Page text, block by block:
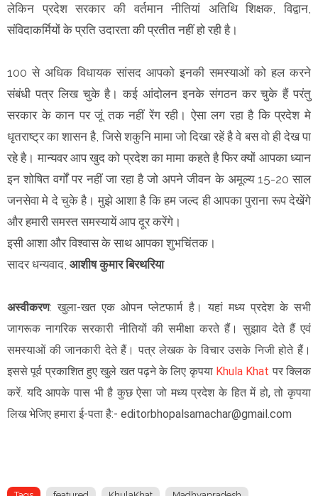
लेकिन प्रदेश सरकार की वर्तमान नीतियां अतिथि शिक्षक, विद्वान,
संविदाकर्मियों के प्रति उदारता की प्रतीत नहीं हो रही है।
100 से अधिक विधायक सांसद आपको इनकी समस्‍याओं को हल करने
संबंधी पत्र लिख चुके है। कई आंदोलन इनके संगठन कर चुके हैं परंतु
सरकार के कान पर जूं तक नहीं रेंग रही। ऐसा लग रहा है कि प्रदेश मे
धृतराष्‍ट्र का शासन है, जिसे शकुनि मामा जो दिखा रहें है वे बस वो ही देख पा
रहे है। मान्‍यवर आप खुद को प्रदेश का मामा कहते है फिर क्‍यों आपका ध्‍यान
इन शोषित वर्गों पर नहीं जा रहा है जो अपने जीवन के अमूल्‍य 15-20 साल
जनसेवा मे दे चुके है। मुझे आशा है कि हम जल्‍द ही आपका पुराना रूप देखेंगे
और हमारी समस्‍त समस्‍यायें आप दूर करेंगे।
इसी आशा और विश्‍वास के साथ आपका शुभचिंतक।
सादर धन्‍यवाद, आशीष कुमार बिरथरिया
अस्वीकरण: खुला-खत एक ओपन प्लेटफार्म है। यहां मध्य प्रदेश के सभी
जागरूक नागरिक सरकारी नीतियों की समीक्षा करते हैं। सुझाव देते हैं एवं
समस्याओं की जानकारी देते हैं। पत्र लेखक के विचार उसके निजी होते हैं।
इससे पूर्व प्रकाशित हुए खुले खत पढ़ने के लिए कृपया Khula Khat पर क्लिक
करें. यदि आपके पास भी है कुछ ऐसा जो मध्य प्रदेश के हित में हो, तो कृपया
लिख भेजिए हमारा ई-पता है:- editorbhopalsamachar@gmail.com